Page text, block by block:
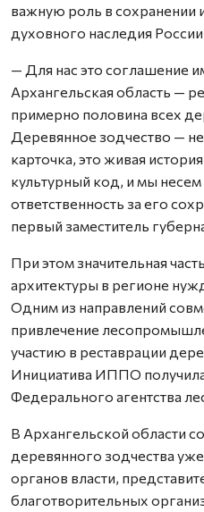
важную роль в сохранении
духовного наследия России.
— Для нас это соглашение
Архангельская область —
примерно половина всех
Деревянное зодчество —
карточка, это живая
культурный код, и мы
ответственность за его
первый заместитель
При этом значительная
архитектуры в регионе
Одним из направлений
привлечение
участию в реставрации
Инициатива ИППО
Федерального агентства
В Архангельской области
деревянного зодчества
органов власти,
благотворительных